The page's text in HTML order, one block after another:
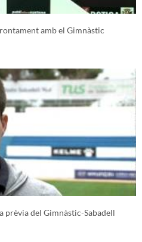
amb el Gimnàstic
prèvia del Gimnàstic-Sabadell